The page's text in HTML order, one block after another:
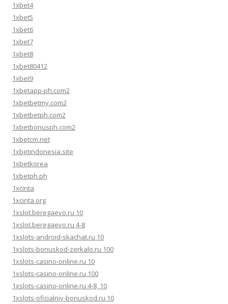
1xbet4
1xbet5
1xbet6
1xbet7
1xbet8
1xbet80412
1xbet9
1xbetapp-ph.com2
1xbetbetmy.com2
1xbetbetph.com2
1xbetbonusph.com2
1xbetcm.net
1xbetindonesia.site
1xbetkorea
1xbetph.ph
1xcinta
1xcinta.org
1xslot.beregaevo.ru 10
1xslot.beregaevo.ru 4-8
1xslots-android-skachat.ru 10
1xslots-bonuskod-zerkalo.ru 100
1xslots-casino-online.ru 10
1xslots-casino-online.ru 100
1xslots-casino-online.ru 4-8, 10
1xslots-oficialniy-bonuskod.ru 10